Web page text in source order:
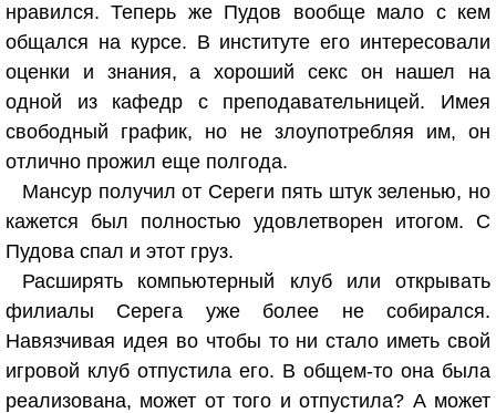
нравился. Теперь же Пудов вообще мало с кем
общался на курсе. В институте его интересовали
оценки и знания, а хороший секс он нашел на
одной из кафедр с преподавательницей. Имея
свободный график, но не злоупотребляя им, он
отлично прожил еще полгода.
Мансур получил от Сереги пять штук зеленью, но
кажется был полностью удовлетворен итогом. С
Пудова спал и этот груз.
Расширять компьютерный клуб или открывать
филиалы Серега уже более не собирался.
Навязчивая идея во чтобы то ни стало иметь свой
игровой клуб отпустила его. В общем-то она была
реализована, может от того и отпустила? А может